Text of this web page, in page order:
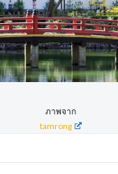
ภาพจาก
tamrong